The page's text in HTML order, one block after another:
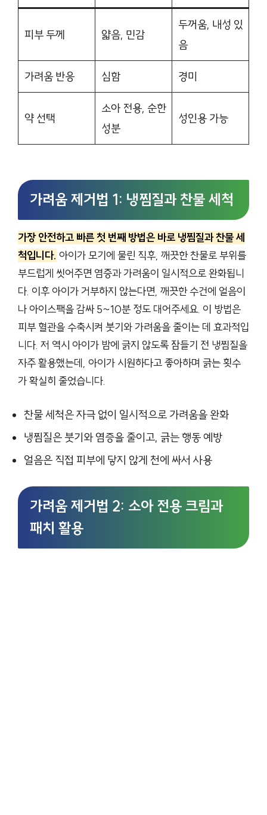
피부 두께 얇음, 민감
두꺼움, 내성 있
음
가려움 반응 심함 경미
약 선택
소아 전용, 순한
성분
성인용 가능
가려움 제거법 1: 냉찜질과 찬물 세척
가장 안전하고 빠른 첫 번째 방법은 바로 냉찜질과 찬물 세
척입니다. 아이가 모기에 물린 직후, 깨끗한 찬물로 부위를
부드럽게 씻어주면 염증과 가려움이 일시적으로 완화됩니
다. 이후 아이가 거부하지 않는다면, 깨끗한 수건에 얼음이
나 아이스팩을 감싸 5~10분 정도 대어주세요. 이 방법은
피부 혈관을 수축시켜 붓기와 가려움을 줄이는 데 효과적입
니다. 저 역시 아이가 밤에 긁지 않도록 잠들기 전 냉찜질을
자주 활용했는데, 아이가 시원하다고 좋아하며 긁는 횟수
가 확실히 줄었습니다.
찬물 세척은 자극 없이 일시적으로 가려움을 완화
냉찜질은 붓기와 염증을 줄이고, 긁는 행동 예방
얼음은 직접 피부에 닿지 않게 천에 싸서 사용
가려움 제거법 2: 소아 전용 크림과
패치 활용